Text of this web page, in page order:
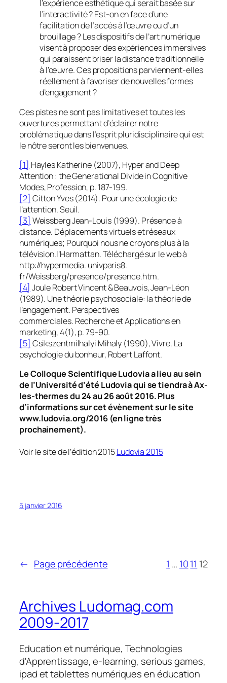
l’expérience esthétique qui serait basée sur
l’interactivité ? Est-on en face d’une
facilitation de l’accès à l’œuvre ou d’un
brouillage ? Les dispositifs de l’art numérique
visent à proposer des expériences immersives
qui paraissent briser la distance traditionnelle
à l’œuvre. Ces propositions parviennent-elles
réellement à favoriser de nouvelles formes
d’engagement ?
Ces pistes ne sont pas limitatives et toutes les
ouvertures permettant d’éclairer notre
problématique dans l’esprit pluridisciplinaire qui est
le nôtre seront les bienvenues.
[1] Hayles Katherine (2007), Hyper and Deep
Attention : the Generational Divide in Cognitive
Modes, Profession, p. 187-199.
[2] Citton Yves (2014). Pour une écologie de
l’attention. Seuil.
[3] Weissberg Jean-Louis (1999). Présence à
distance. Déplacements virtuels et réseaux
numériques; Pourquoi nous ne croyons plus à la
télévision.l’Harmattan. Téléchargé sur le web à
http://hypermedia. univparis8.
fr/Weissberg/presence/presence.htm.
[4] Joule Robert Vincent & Beauvois, Jean-Léon
(1989). Une théorie psychosociale: la théorie de
l’engagement. Perspectives
commerciales. Recherche et Applications en
marketing, 4(1), p. 79-90.
[5] Csikszentmilhalyi Mihaly (1990), Vivre. La
psychologie du bonheur, Robert Laffont.
Le Colloque Scientifique Ludovia a lieu au sein
de l’Université d’été Ludovia qui se tiendra à Ax-
les-thermes du 24 au 26 août 2016. Plus
d’informations sur cet évènement sur le site
www.ludovia.org/2016 (en ligne très
prochainement).
Voir le site de l’édition 2015Ludovia 2015
5 janvier 2016
← Page précédente 1 … 1011 12
Archives Ludomag.com
2009-2017
Education et numérique, Technologies
d'Apprentissage, e-learning, serious games,
ipad et tablettes numériques en éducation